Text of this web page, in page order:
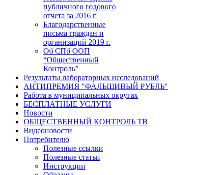
публичного годового
отчета за 2016 г
Благодарственные
письма граждан и
организаций 2019 г.
Об СПб ООП
“Общественный
Контроль”
Результаты лабораторных исследований
АНТИПРЕМИЯ "ФАЛЬШИВЫЙ РУБЛЬ"
Работа в муниципальных округах
БЕСПЛАТНЫЕ УСЛУГИ
Новости
ОБЩЕСТВЕННЫЙ КОНТРОЛЬ ТВ
Видеоновости
Потребителю
Полезные ссылки
Полезные статьи
Инструкции